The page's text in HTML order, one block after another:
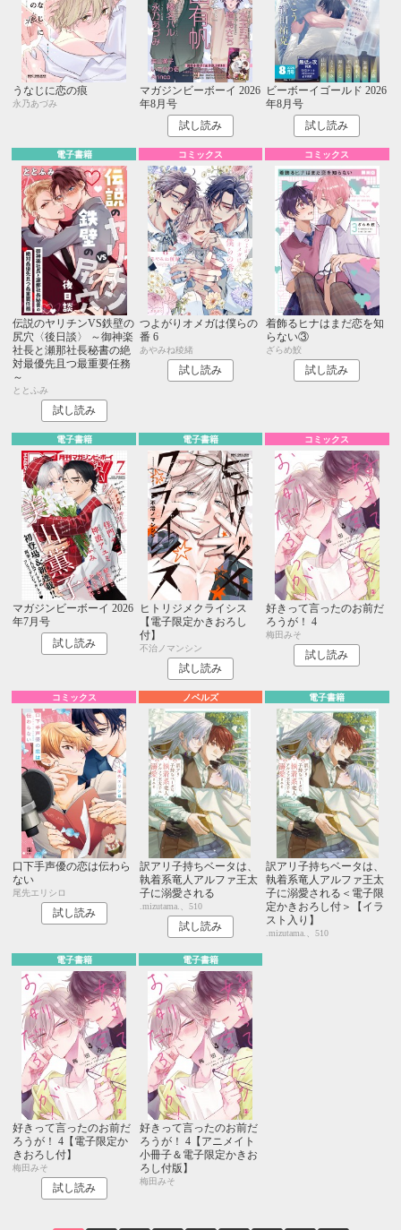
うなじに恋の痕
永乃あづみ
マガジンビーボーイ 2026
年8月号
試し読み
ビーボーイゴールド 2026
年8月号
試し読み
電子書籍
伝説のヤリチンVS鉄壁の
尻穴〈後日談〉 ～御神楽
社長と瀬那社長秘書の絶
対最優先且つ最重要任務
～
ととふみ
試し読み
コミックス
つよがりオメガは僕らの
番 6
あやみね稜緒
試し読み
コミックス
着飾るヒナはまだ恋を知
らない③
ざらめ鮫
試し読み
電子書籍
マガジンビーボーイ 2026
年7月号
試し読み
電子書籍
ヒトリジメクライシス
【電子限定かきおろし
付】
不治ノマンシン
試し読み
コミックス
好きって言ったのお前だ
ろうが！ 4
梅田みそ
試し読み
コミックス
口下手声優の恋は伝わら
ない
尾先エリシロ
試し読み
ノベルズ
訳アリ子持ちベータは、
執着系竜人アルファ王太
子に溺愛される
.mizutama.、510
試し読み
電子書籍
訳アリ子持ちベータは、
執着系竜人アルファ王太
子に溺愛される＜電子限
定かきおろし付＞【イラ
スト入り】
.mizutama.、510
電子書籍
好きって言ったのお前だ
ろうが！ 4【電子限定か
きおろし付】
梅田みそ
試し読み
電子書籍
好きって言ったのお前だ
ろうが！ 4【アニメイト
小冊子＆電子限定かきお
ろし付版】
梅田みそ